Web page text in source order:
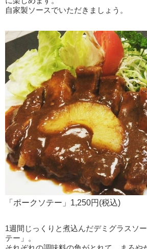
自家製ソースでいただきましょう。
「ポークソテー」1,250円(税込)
1週間じっくりと煮込んだデミグラスソ
テー」。